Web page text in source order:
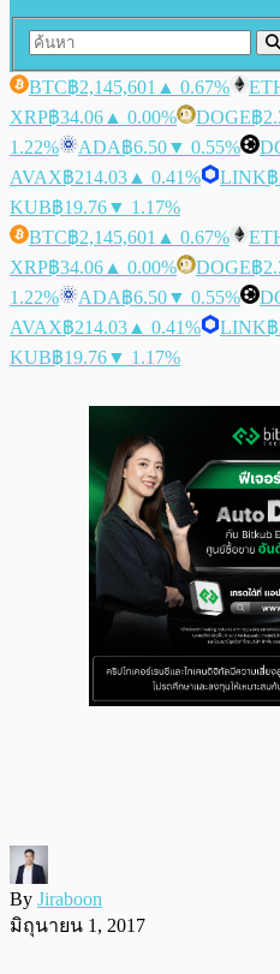
BTC฿2,145,601 ▲ 0.67%
XRP฿34.06 ▲ 0.00% DOGE฿
1.22%
ADA฿6.50▼ 0.55%
AVAX฿214.03 ▲ 0.41% LINK
KUB฿19.76▼ 1.17%
BTC฿2,145,601 ▲ 0.67%
XRP฿34.06 ▲ 0.00% DOGE฿
1.22%
ADA฿6.50▼ 0.55%
AVAX฿214.03 ▲ 0.41% LINK
KUB฿19.76▼ 1.17%
By Jiraboon
มิถุนายน 1, 2017